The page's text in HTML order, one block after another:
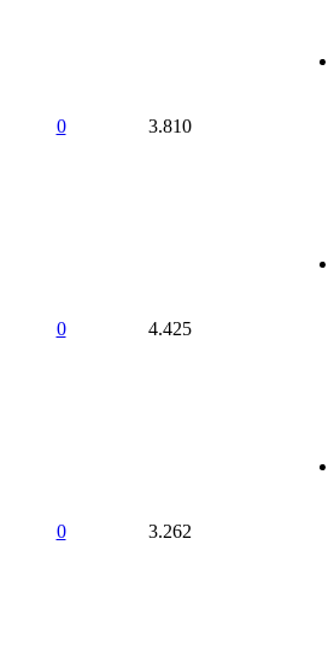
0 3.810
0 4.425
0 3.262